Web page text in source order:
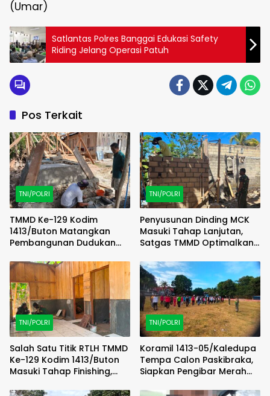
(Umar)
Satlantas Polres Banggai Edukasi Safety
Riding Jelang Operasi Patuh
Pos Terkait
TNI/POLRI
TMMD Ke-129 Kodim
1413/Buton Matangkan
Pembangunan Dudukan
Kualitas Air Bersih
TNI/POLRI
Penyusunan Dinding MCK
Masuki Tahap Lanjutan,
Satgas TMMD Optimalkan
TNI/POLRI
Salah Satu Titik RTLH TMMD
Ke-129 Kodim 1413/Buton
Masuki Tahap Finishing,
TNI/POLRI
Koramil 1413-05/Kaledupa
Tempa Calon Paskibraka,
Siapkan Pengibar Merah